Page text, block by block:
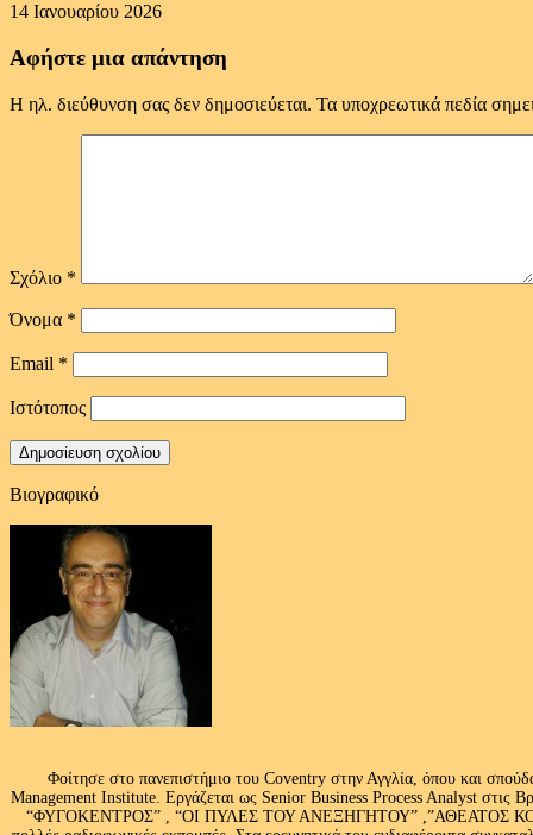
14 Ιανουαρίου 2026
Αφήστε μια απάντηση
Η ηλ. διεύθυνση σας δεν δημοσιεύεται. Τα υποχρεωτικά πεδία
Σχόλιο *
Όνομα *
Email *
Ιστότοπος
Βιογραφικό
Φοίτησε στο πανεπιστήμιο του Coventry στην Αγγλία, όπου και
Management Institute. Εργάζεται ως Senior Business Process Analyst στις
“ΦΥΓΟΚΕΝΤΡΟΣ” , “ΟΙ ΠΥΛΕΣ ΤΟΥ ΑΝΕΞΗΓΗΤΟΥ” ,”ΑΘΕΑΤΟΣ